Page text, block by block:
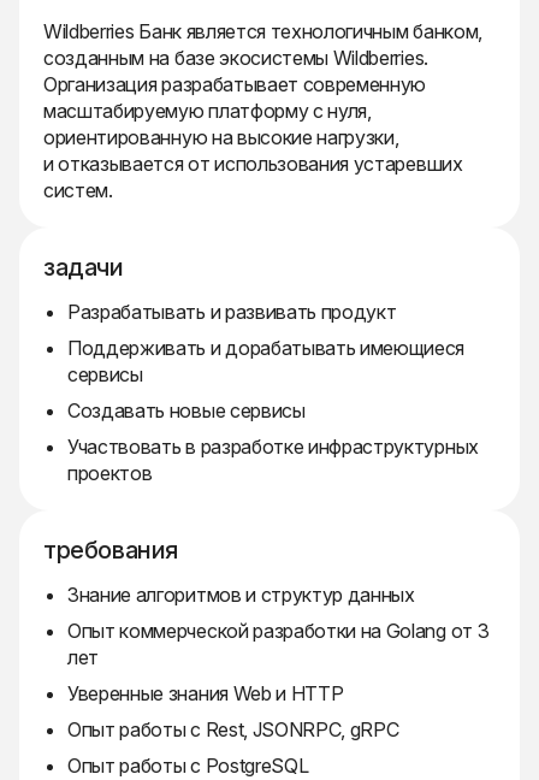
Wildberries Банк является технологичным банком,
созданным на базе экосистемы Wildberries.
Организация разрабатывает современную
масштабируемую платформу с нуля,
ориентированную на высокие нагрузки,
и отказывается от использования устаревших
систем.
задачи
Разрабатывать и развивать продукт
Поддерживать и дорабатывать имеющиеся
сервисы
Создавать новые сервисы
Участвовать в разработке инфраструктурных
проектов
требования
Знание алгоритмов и структур данных
Опыт коммерческой разработки на Golang от 3
лет
Уверенные знания Web и HTTP
Опыт работы с Rest, JSONRPC, gRPC
Опыт работы с PostgreSQL